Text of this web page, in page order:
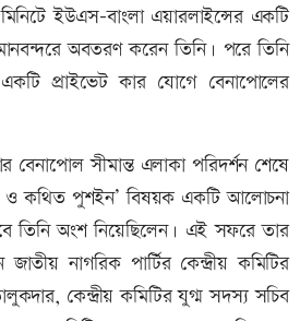
ইউএস-বাংলা এয়ারলাইন্সের একটি
অবতরণ করেন তিনি। পরে তিনি
প্রাইভেট কার যোগে বেনাপোলের
বেনাপোল সীমান্ত এলাকা পরিদর্শন শেষে
ও কথিত পুশইন’ বিষয়ক একটি আলোচনা
তিনি অংশ নিয়েছিলেন। এই সফরে তার
নাগরিক পার্টির কেন্দ্রীয় কমিটির
কেন্দ্রীয় কমিটির যুগ্ম সদস্য সচিব